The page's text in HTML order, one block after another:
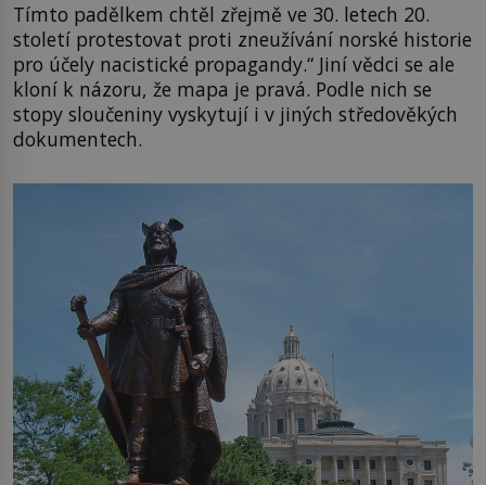
Tímto padělkem chtěl zřejmě ve 30. letech 20.
století protestovat proti zneužívání norské historie
pro účely nacistické propagandy.“ Jiní vědci se ale
kloní k názoru, že mapa je pravá. Podle nich se
stopy sloučeniny vyskytují i v jiných středověkých
dokumentech.